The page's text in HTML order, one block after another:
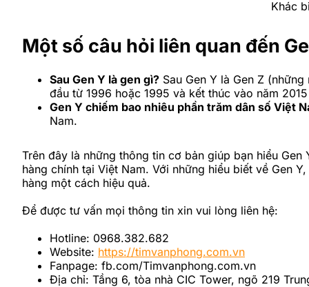
Khác
Một số câu hỏi liên quan đến
Sau Gen Y là gen gì? Sau Gen Y là Gen Z
đầu từ 1996 hoặc 1995 và kết thúc vào năm
Gen Y chiếm bao nhiêu phần trăm dân số Việt
Nam.
Trên đây là những thông tin cơ bản giúp bạn hiểu
hàng chính tại Việt Nam. Với những hiểu biết về Gen
hàng một cách hiệu quả.
Để được tư vấn mọi thông tin xin vui lòng liên hệ:
Hotline: 0968.382.682
Website: https://timvanphong.com.vn
Fanpage: fb.com/Timvanphong.com.vn
Địa chỉ: Tầng 6, tòa nhà CIC Tower, ngõ 219